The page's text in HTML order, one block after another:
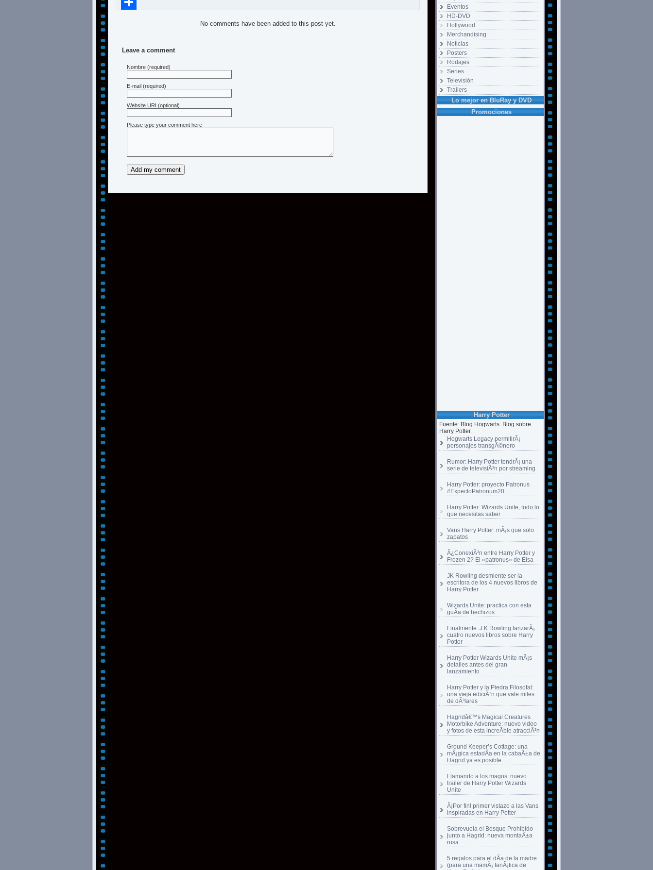
Eventos
HD-DVD
Hollywood
Merchandising
Noticias
Posters
Rodajes
Series
Televisión
Trailers
Lo mejor en BluRay y DVD
Promociones
Harry Potter
Fuente: Blog Hogwarts. Blog sobre
Harry Potter.
Hogwarts Legacy permitirÃ¡
personajes transgÃ©nero
Rumor: Harry Potter tendrÃ¡ una
serie de televisiÃ³n por streaming
Harry Potter: proyecto Patronus
#ExpectoPatronum20
Harry Potter: Wizards Unite, todo lo
que necesitas saber
Vans Harry Potter: mÃ¡s que solo
zapatos
Â¿ConexiÃ³n entre Harry Potter y
Frozen 2? El «patronus» de Elsa
JK Rowling desmiente ser la
escritora de los 4 nuevos libros de
Harry Potter
Wizards Unite: practica con esta
guÃ­a de hechizos
Finalmente: J.K Rowling lanzarÃ¡
cuatro nuevos libros sobre Harry
Potter
Harry Potter Wizards Unite mÃ¡s
detalles antes del gran
lanzamiento
Harry Potter y la Piedra Filosofal:
una vieja ediciÃ³n que vale miles
de dÃ³lares
Hagridâ€™s Magical Creatures
Motorbike Adventure: nuevo video
y fotos de esta increÃ­ble atracciÃ³n
Ground Keeper’s Cottage: una
mÃ¡gica estadÃ­a en la cabaÃ±a de
Hagrid ya es posible
Llamando a los magos: nuevo
trailer de Harry Potter Wizards
Unite
Â¡Por fin! primer vistazo a las Vans
inspiradas en Harry Potter
Sobrevuela el Bosque Prohibido
junto a Hagrid: nueva montaÃ±a
rusa
5 regalos para el dÃ­a de la madre
(para una mamÃ¡ fanÃ¡tica de
No comments have been added to this post yet.
Leave a comment
Nombre (required)
E-mail (required)
Website URI (optional)
Please type your comment here